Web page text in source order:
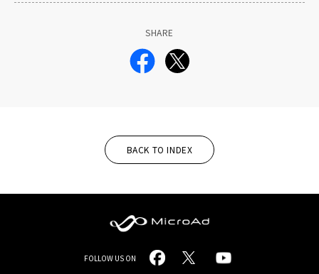
SHARE
BACK TO INDEX
MicroAd
FOLLOW US ON